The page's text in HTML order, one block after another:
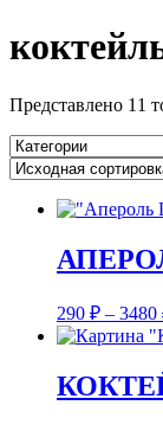
Представлено 11
290 ₽ – 3480